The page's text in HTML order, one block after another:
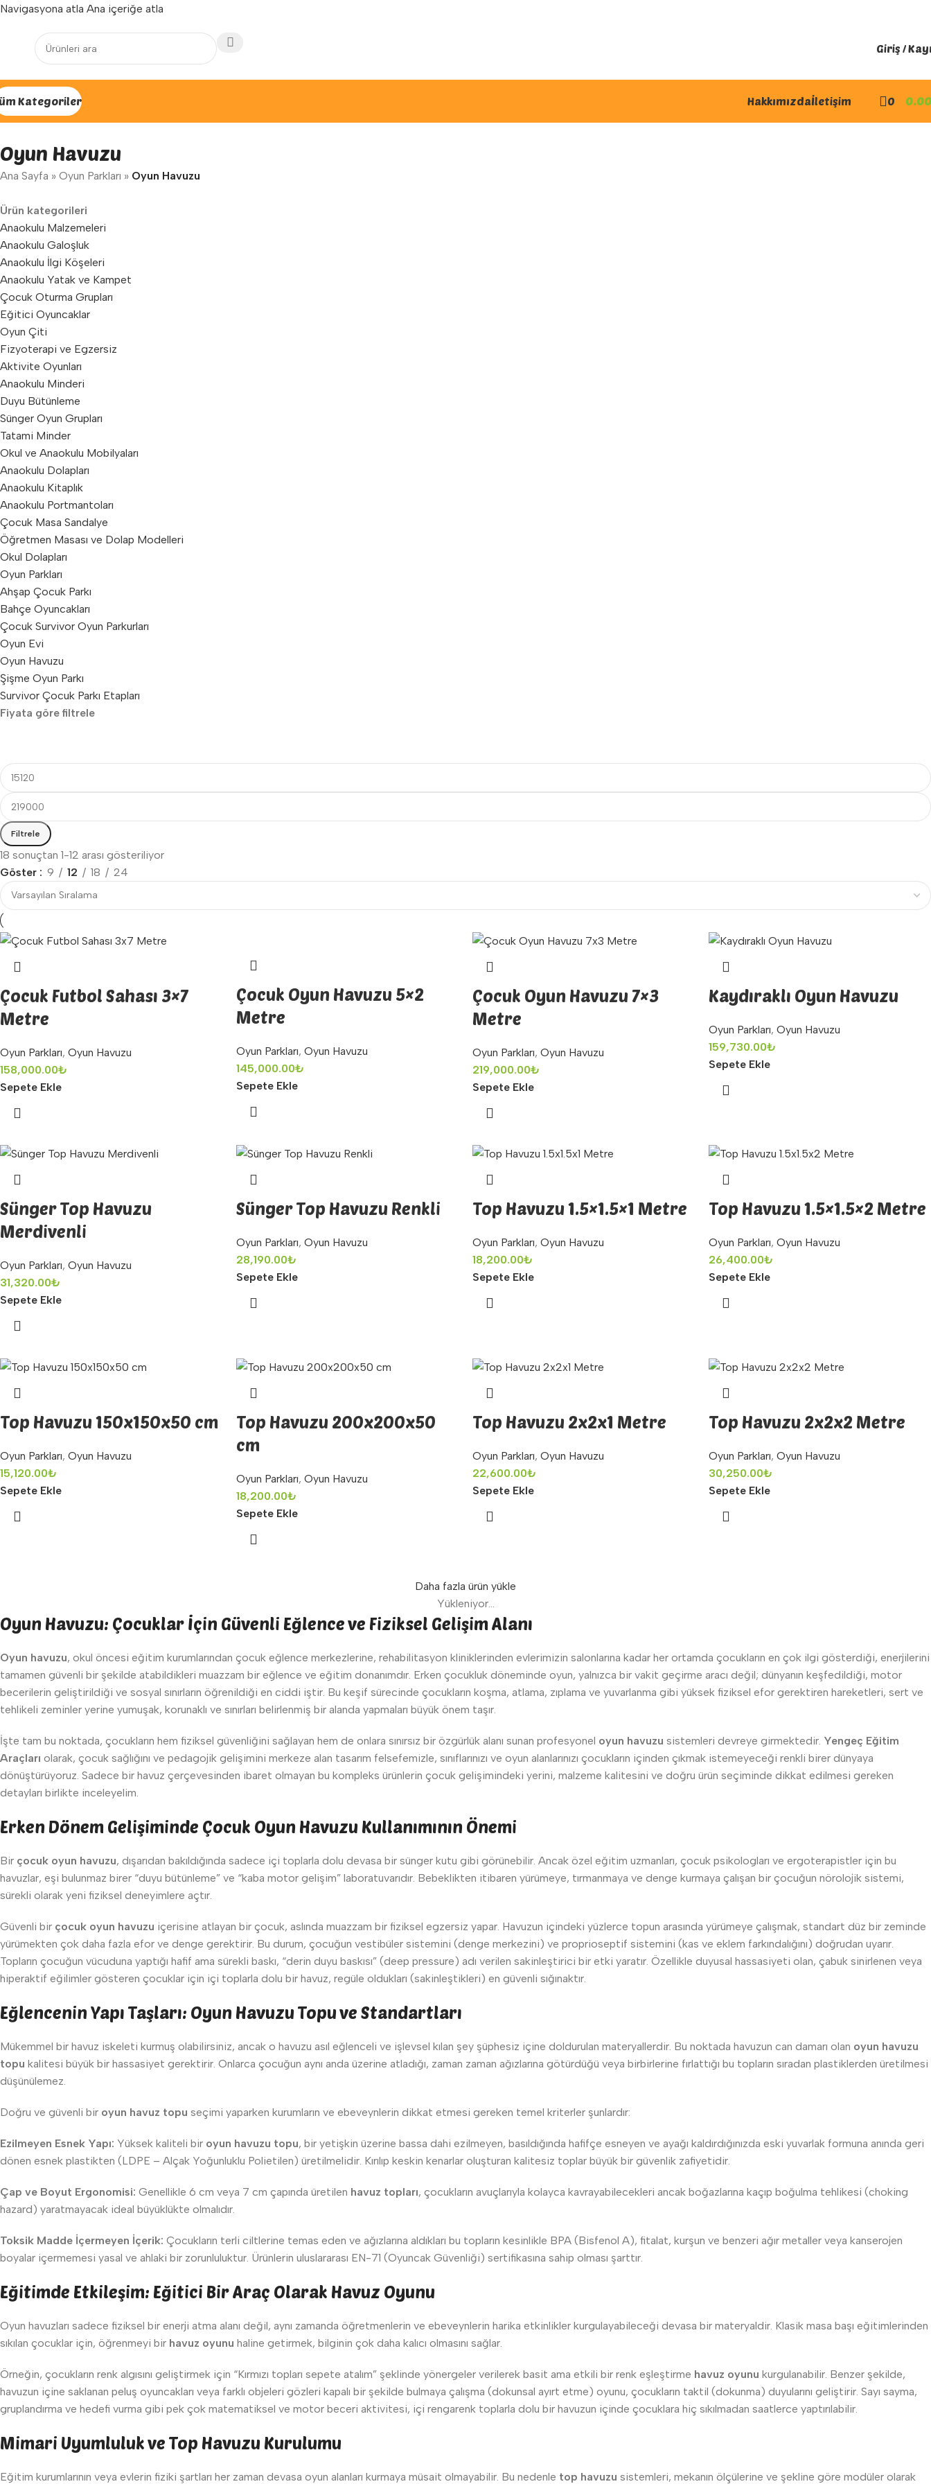
Navigasyona atla Ana içeriğe atla
Yenilenen arayüzümüz ile hizmetinizdeyiz...
Giriş /
Kategoriler Hakkımızdaİletişim 0 0.00
Oyun Havuzu
Ana Sayfa » Oyun Parkları » Oyun Havuzu
Ürün kategorileri
Anaokulu Malzemeleri
Anaokulu Galoşluk
Anaokulu İlgi Köşeleri
Anaokulu Yatak ve Kampet
Çocuk Oturma Grupları
Eğitici Oyuncaklar
Oyun Çiti
Fizyoterapi ve Egzersiz
Aktivite Oyunları
Anaokulu Minderi
Duyu Bütünleme
Sünger Oyun Grupları
Tatami Minder
Okul ve Anaokulu Mobilyaları
Anaokulu Dolapları
Anaokulu Kitaplık
Anaokulu Portmantoları
Çocuk Masa Sandalye
Öğretmen Masası ve Dolap Modelleri
Okul Dolapları
Oyun Parkları
Ahşap Çocuk Parkı
Bahçe Oyuncakları
Çocuk Survivor Oyun Parkurları
Oyun Evi
Oyun Havuzu
Şişme Oyun Parkı
Survivor Çocuk Parkı Etapları
Fiyata göre filtrele
Filtrele
18 sonuçtan 1-12 arası gösteriliyor
Göster
9 12 18 24
Çocuk Futbol Sahası 3×7
Metre
Oyun Parkları, Oyun Havuzu
158,000.00₺
Sepete Ekle
Çocuk Oyun Havuzu 5×2
Metre
Oyun Parkları, Oyun Havuzu
145,000.00₺
Sepete Ekle
Çocuk Oyun Havuzu 7×3
Metre
Oyun Parkları, Oyun Havuzu
219,000.00₺
Sepete Ekle
Kaydıraklı Oyun Havuzu
Oyun Parkları, Oyun Havuzu
159,730.00₺
Sepete Ekle
Sünger Top Havuzu
Merdivenli
Oyun Parkları, Oyun Havuzu
31,320.00₺
Sepete Ekle
Sünger Top Havuzu Renkli
Oyun Parkları, Oyun Havuzu
28,190.00₺
Sepete Ekle
Top Havuzu 1.5×1.5×1 Metre
Oyun Parkları, Oyun Havuzu
18,200.00₺
Sepete Ekle
Top Havuzu 1.5×1.5×2 Metre
Oyun Parkları, Oyun Havuzu
26,400.00₺
Sepete Ekle
Top Havuzu 150x150x50 cm
Oyun Parkları, Oyun Havuzu
15,120.00₺
Sepete Ekle
Top Havuzu 200x200x50
cm
Oyun Parkları, Oyun Havuzu
18,200.00₺
Sepete Ekle
Top Havuzu 2x2x1 Metre
Oyun Parkları, Oyun Havuzu
22,600.00₺
Sepete Ekle
Top Havuzu 2x2x2 Metre
Oyun Parkları, Oyun Havuzu
30,250.00₺
Sepete Ekle
Daha fazla ürün yükle
Yükleniyor...
Oyun Havuzu: Çocuklar İçin Güvenli Eğlence ve Fiziksel Gelişim Alanı
Oyun havuzu, okul öncesi eğitim kurumlarından çocuk eğlence merkezlerine, rehabilitasyon kliniklerinden evlerimizin salonlarına kadar her ortamda çocukların en çok ilgi gösterdiği, enerjilerini
tamamen güvenli bir şekilde atabildikleri muazzam bir eğlence ve eğitim donanımdır. Erken çocukluk döneminde oyun, yalnızca bir vakit geçirme aracı değil; dünyanın keşfedildiği, motor
becerilerin geliştirildiği ve sosyal sınırların öğrenildiği en ciddi iştir. Bu keşif sürecinde çocukların koşma, atlama, zıplama ve yuvarlanma gibi yüksek fiziksel efor gerektiren hareketleri, sert ve
tehlikeli zeminler yerine yumuşak, korunaklı ve sınırları belirlenmiş bir alanda yapmaları büyük önem taşır.
İşte tam bu noktada, çocukların hem fiziksel güvenliğini sağlayan hem de onlara sınırsız bir özgürlük alanı sunan profesyonel oyun havuzu sistemleri devreye girmektedir. Yengeç Eğitim
Araçları olarak, çocuk sağlığını ve pedagojik gelişimini merkeze alan tasarım felsefemizle, sınıflarınızı ve oyun alanlarınızı çocukların içinden çıkmak istemeyeceği renkli birer dünyaya
dönüştürüyoruz. Sadece bir havuz çerçevesinden ibaret olmayan bu kompleks ürünlerin çocuk gelişimindeki yerini, malzeme kalitesini ve doğru ürün seçiminde dikkat edilmesi gereken
detayları birlikte inceleyelim.
Erken Dönem Gelişiminde Çocuk Oyun Havuzu Kullanımının Önemi
Bir çocuk oyun havuzu, dışarıdan bakıldığında sadece içi toplarla dolu devasa bir sünger kutu gibi görünebilir. Ancak özel eğitim uzmanları, çocuk psikologları ve ergoterapistler için bu
havuzlar, eşi bulunmaz birer “duyu bütünleme” ve “kaba motor gelişim” laboratuvarıdır. Bebeklikten itibaren yürümeye, tırmanmaya ve denge kurmaya çalışan bir çocuğun nörolojik sistemi,
sürekli olarak yeni fiziksel deneyimlere açtır.
Güvenli bir çocuk oyun havuzu içerisine atlayan bir çocuk, aslında muazzam bir fiziksel egzersiz yapar. Havuzun içindeki yüzlerce topun arasında yürümeye çalışmak, standart düz bir zeminde
yürümekten çok daha fazla efor ve denge gerektirir. Bu durum, çocuğun vestibüler sistemini (denge merkezini) ve proprioseptif sistemini (kas ve eklem farkındalığını) doğrudan uyarır.
Topların çocuğun vücuduna yaptığı hafif ama sürekli baskı, “derin duyu baskısı” (deep pressure) adı verilen sakinleştirici bir etki yaratır. Özellikle duyusal hassasiyeti olan, çabuk sinirlenen veya
hiperaktif eğilimler gösteren çocuklar için içi toplarla dolu bir havuz, regüle oldukları (sakinleştikleri) en güvenli sığınaktır.
Eğlencenin Yapı Taşları: Oyun Havuzu Topu ve Standartları
Mükemmel bir havuz iskeleti kurmuş olabilirsiniz, ancak o havuzu asıl eğlenceli ve işlevsel kılan şey şüphesiz içine doldurulan materyallerdir. Bu noktada havuzun can damarı olan oyun havuzu
topu kalitesi büyük bir hassasiyet gerektirir. Onlarca çocuğun aynı anda üzerine atladığı, zaman zaman ağızlarına götürdüğü veya birbirlerine fırlattığı bu topların sıradan plastiklerden üretilmesi
düşünülemez.
Doğru ve güvenli bir oyun havuz topu seçimi yaparken kurumların ve ebeveynlerin dikkat etmesi gereken temel kriterler şunlardır:
Ezilmeyen Esnek Yapı: Yüksek kaliteli bir oyun havuzu topu, bir yetişkin üzerine bassa dahi ezilmeyen, basıldığında hafifçe esneyen ve ayağı kaldırdığınızda eski yuvarlak formuna anında geri
dönen esnek plastikten (LDPE – Alçak Yoğunluklu Polietilen) üretilmelidir. Kırılıp keskin kenarlar oluşturan kalitesiz toplar büyük bir güvenlik zafiyetidir.
Çap ve Boyut Ergonomisi: Genellikle 6 cm veya 7 cm çapında üretilen havuz topları, çocukların avuçlarıyla kolayca kavrayabilecekleri ancak boğazlarına kaçıp boğulma tehlikesi (choking
hazard) yaratmayacak ideal büyüklükte olmalıdır.
Toksik Madde İçermeyen İçerik: Çocukların terli ciltlerine temas eden ve ağızlarına aldıkları bu topların kesinlikle BPA (Bisfenol A), fitalat, kurşun ve benzeri ağır metaller veya kanserojen
boyalar içermemesi yasal ve ahlaki bir zorunluluktur. Ürünlerin uluslararası EN-71 (Oyuncak Güvenliği) sertifikasına sahip olması şarttır.
Eğitimde Etkileşim: Eğitici Bir Araç Olarak Havuz Oyunu
Oyun havuzları sadece fiziksel bir enerji atma alanı değil, aynı zamanda öğretmenlerin ve ebeveynlerin harika etkinlikler kurgulayabileceği devasa bir materyaldir. Klasik masa başı eğitimlerinden
sıkılan çocuklar için, öğrenmeyi bir havuz oyunu haline getirmek, bilginin çok daha kalıcı olmasını sağlar.
Örneğin, çocukların renk algısını geliştirmek için “Kırmızı topları sepete atalım” şeklinde yönergeler verilerek basit ama etkili bir renk eşleştirme havuz oyunu kurgulanabilir. Benzer şekilde,
havuzun içine saklanan peluş oyuncakları veya farklı objeleri gözleri kapalı bir şekilde bulmaya çalışma (dokunsal ayırt etme) oyunu, çocukların taktil (dokunma) duyularını geliştirir. Sayı sayma,
gruplandırma ve hedefi vurma gibi pek çok matematiksel ve motor beceri aktivitesi, içi rengarenk toplarla dolu bir havuzun içinde çocuklara hiç sıkılmadan saatlerce yaptırılabilir.
Mimari Uyumluluk ve Top Havuzu Kurulumu
Eğitim kurumlarının veya evlerin fiziki şartları her zaman devasa oyun alanları kurmaya müsait olmayabilir. Bu nedenle top havuzu sistemleri, mekanın ölçülerine ve şekline göre modüler olarak